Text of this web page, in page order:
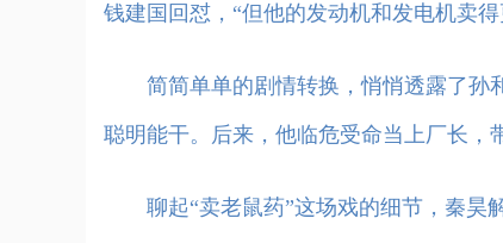
钱建国回怼，“但他的发动机和发电机卖得
简简单单的剧情转换，悄悄透露了孙和
聪明能干。后来，他临危受命当上厂长，
聊起“卖老鼠药”这场戏的细节，秦昊